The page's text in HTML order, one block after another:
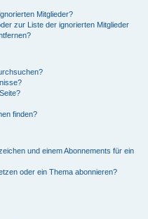
Mitglieder?
zur Liste der ignorierten Mitglieder
finden?
und einem Abonnements für ein
oder ein Thema abonnieren?